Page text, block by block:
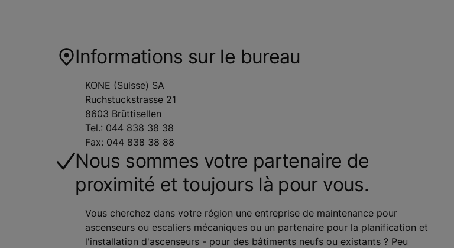
Informations sur le bureau
KONE (Suisse) SA
Ruchstuckstrasse 21
8603 Brüttisellen
Tel.: 044 838 38 38
Fax: 044 838 38 88
Nous sommes votre partenaire de
proximité et toujours là pour vous.
Vous cherchez dans votre région une entreprise de maintenance pour
ascenseurs ou escaliers mécaniques ou un partenaire pour la planification et
l'installation d'ascenseurs - pour des bâtiments neufs ou existants ? Peu